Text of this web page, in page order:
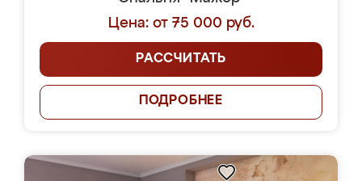
Цена: от 75 000 руб.
РАССЧИТАТЬ
ПОДРОБНЕЕ